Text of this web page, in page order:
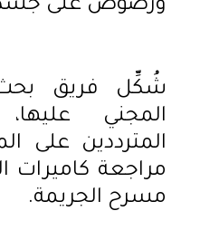
ورضوض على
شُكِّل فريق
المجني
المترددين على
مراجعة كاميرات
مسرح الجريمة.